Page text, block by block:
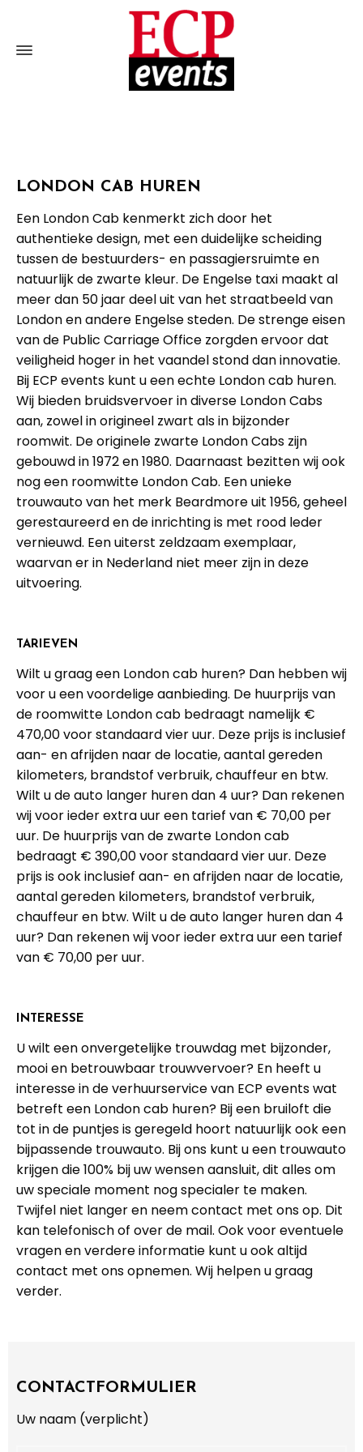
LONDON CAB HUREN
Een London Cab kenmerkt zich door het
authentieke design, met een duidelijke scheiding
tussen de bestuurders- en passagiersruimte en
natuurlijk de zwarte kleur. De Engelse taxi maakt al
meer dan 50 jaar deel uit van het straatbeeld van
London en andere Engelse steden. De strenge eisen
van de Public Carriage Office zorgden ervoor dat
veiligheid hoger in het vaandel stond dan innovatie.
Bij ECP events kunt u een echte London cab huren.
Wij bieden bruidsvervoer in diverse London Cabs
aan, zowel in origineel zwart als in bijzonder
roomwit. De originele zwarte London Cabs zijn
gebouwd in 1972 en 1980. Daarnaast bezitten wij ook
nog een roomwitte London Cab. Een unieke
trouwauto van het merk Beardmore uit 1956, geheel
gerestaureerd en de inrichting is met rood leder
vernieuwd. Een uiterst zeldzaam exemplaar,
waarvan er in Nederland niet meer zijn in deze
uitvoering.
TARIEVEN
Wilt u graag een London cab huren? Dan hebben wij
voor u een voordelige aanbieding. De huurprijs van
de roomwitte London cab bedraagt namelijk €
470,00 voor standaard vier uur. Deze prijs is inclusief
aan- en afrijden naar de locatie, aantal gereden
kilometers, brandstof verbruik, chauffeur en btw.
Wilt u de auto langer huren dan 4 uur? Dan rekenen
wij voor ieder extra uur een tarief van € 70,00 per
uur. De huurprijs van de zwarte London cab
bedraagt € 390,00 voor standaard vier uur. Deze
prijs is ook inclusief aan- en afrijden naar de locatie,
aantal gereden kilometers, brandstof verbruik,
chauffeur en btw. Wilt u de auto langer huren dan 4
uur? Dan rekenen wij voor ieder extra uur een tarief
van € 70,00 per uur.
INTERESSE
U wilt een onvergetelijke trouwdag met bijzonder,
mooi en betrouwbaar trouwvervoer? En heeft u
interesse in de verhuurservice van ECP events wat
betreft een London cab huren? Bij een bruiloft die
tot in de puntjes is geregeld hoort natuurlijk ook een
bijpassende trouwauto. Bij ons kunt u een trouwauto
krijgen die 100% bij uw wensen aansluit, dit alles om
uw speciale moment nog specialer te maken.
Twijfel niet langer en neem contact met ons op. Dit
kan telefonisch of over de mail. Ook voor eventuele
vragen en verdere informatie kunt u ook altijd
contact met ons opnemen. Wij helpen u graag
verder.
CONTACTFORMULIER
Uw naam (verplicht)